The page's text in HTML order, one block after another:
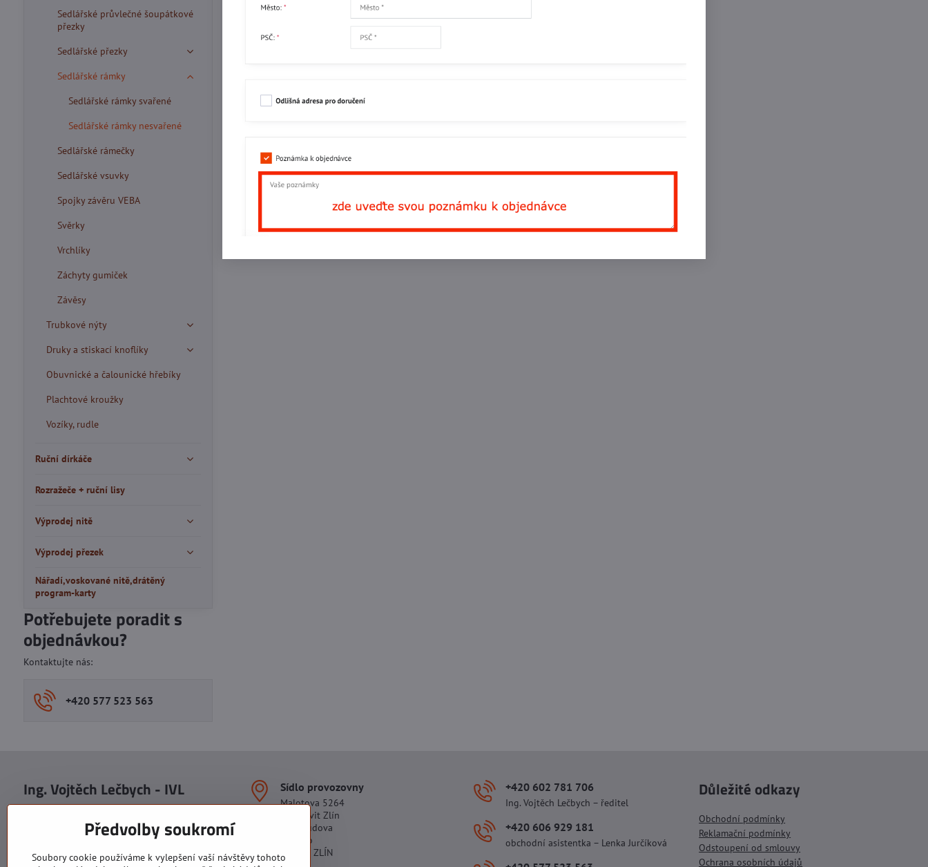
Sedlářské průvlečné šoupátkové
přezky
Sedlářské přezky
Sedlářské rámky
Sedlářské rámky svařené
Sedlářské rámky nesvařené
Sedlářské rámečky
Sedlářské vsuvky
Spojky závěru VEBA
Svěrky
Vrchlíky
Záchyty gumiček
Závěsy
Trubkové nýty
Druky a stiskací knoflíky
Obuvnické a čalounické hřebíky
Plachtové kroužky
Vozíky, rudle
Ruční dírkáče
Rozražeče + ruční lisy
Výprodej nitě
Výprodej přezek
Nářadí,voskované nitě,drátěný
program-karty
Potřebujete poradit s
objednávkou?
Kontaktujte nás:
+420 577 523 563
Ing. Vojtěch Lečbych - IVL
DIČ: CZ5602130809
Sídlo provozovny
Malotova 5264
Areál Svit Zlín
113. budova
1. patro
760 01 ZLÍN
+420 602 781 706
Ing. Vojtěch Lečbych – ředitel
+420 606 929 181
obchodní asistentka – Lenka Jurčíková
Důležité odkazy
Obchodní podmínky
Reklamační podmínky
Odstoupení od smlouvy
Ochrana osobních údajů
Předvolby soukromí
Soubory cookie používáme k vylepšení vaší návštěvy tohoto